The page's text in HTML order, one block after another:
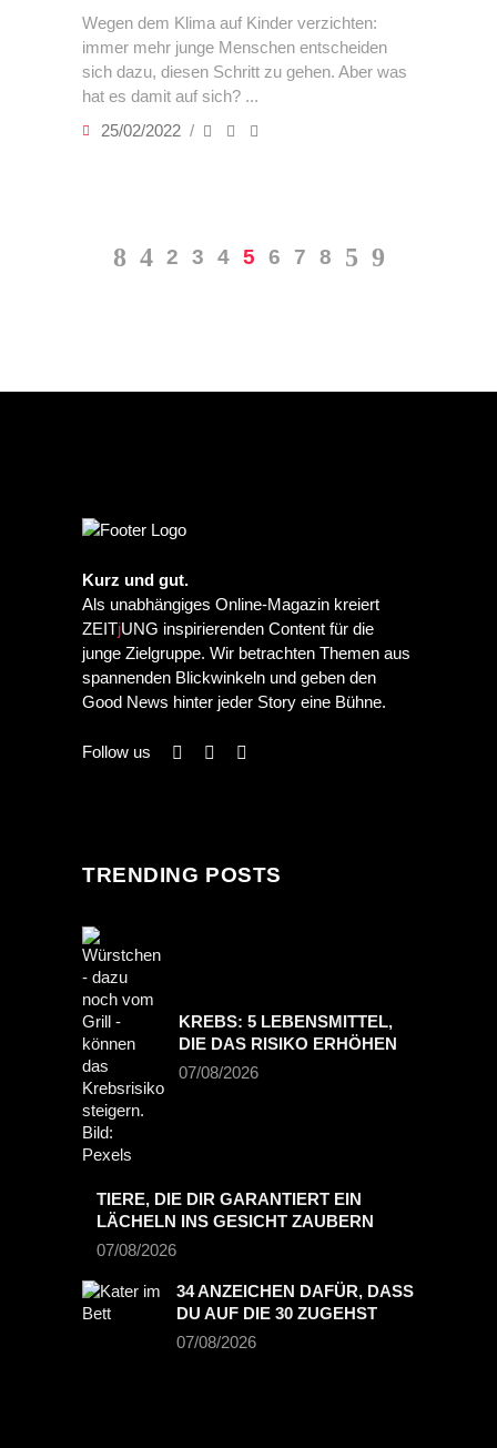
Wegen dem Klima auf Kinder verzichten:
immer mehr junge Menschen entscheiden
sich dazu, diesen Schritt zu gehen. Aber was
hat es damit auf sich?
25/02/2022
2 3 4 5 6 7 8
Kurz und gut.
Als unabhängiges Online-Magazin kreiert
ZEITjUNG inspirierenden Content für die
junge Zielgruppe. Wir betrachten Themen aus
spannenden Blickwinkeln und geben den
Good News hinter jeder Story eine Bühne.
Follow us
TRENDING POSTS
KREBS: 5 LEBENSMITTEL,
DIE DAS RISIKO ERHÖHEN
07/08/2026
TIERE, DIE DIR GARANTIERT EIN
LÄCHELN INS GESICHT ZAUBERN
07/08/2026
34 ANZEICHEN DAFÜR, DASS
DU AUF DIE 30 ZUGEHST
07/08/2026